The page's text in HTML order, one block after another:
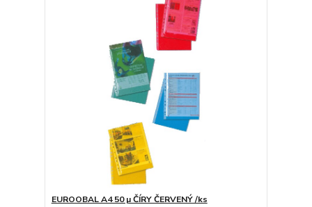
EUROOBAL A4 50 µ ČÍRY ČERVENÝ /ks